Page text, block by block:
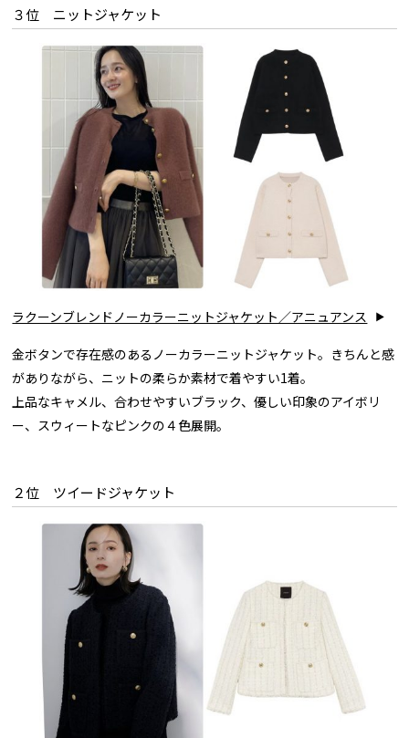
３位 ニットジャケット
ラクーンブレンドノーカラーニットジャケット／アニュアンス
金ボタンで存在感のあるノーカラーニットジャケット。きちんと感
がありながら、ニットの柔らか素材で着やすい1着。
上品なキャメル、合わせやすいブラック、優しい印象のアイボリ
ー、スウィートなピンクの４色展開。
２位 ツイードジャケット